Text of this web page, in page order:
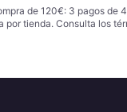
de 120€: 3 pagos
tienda. Consulta los